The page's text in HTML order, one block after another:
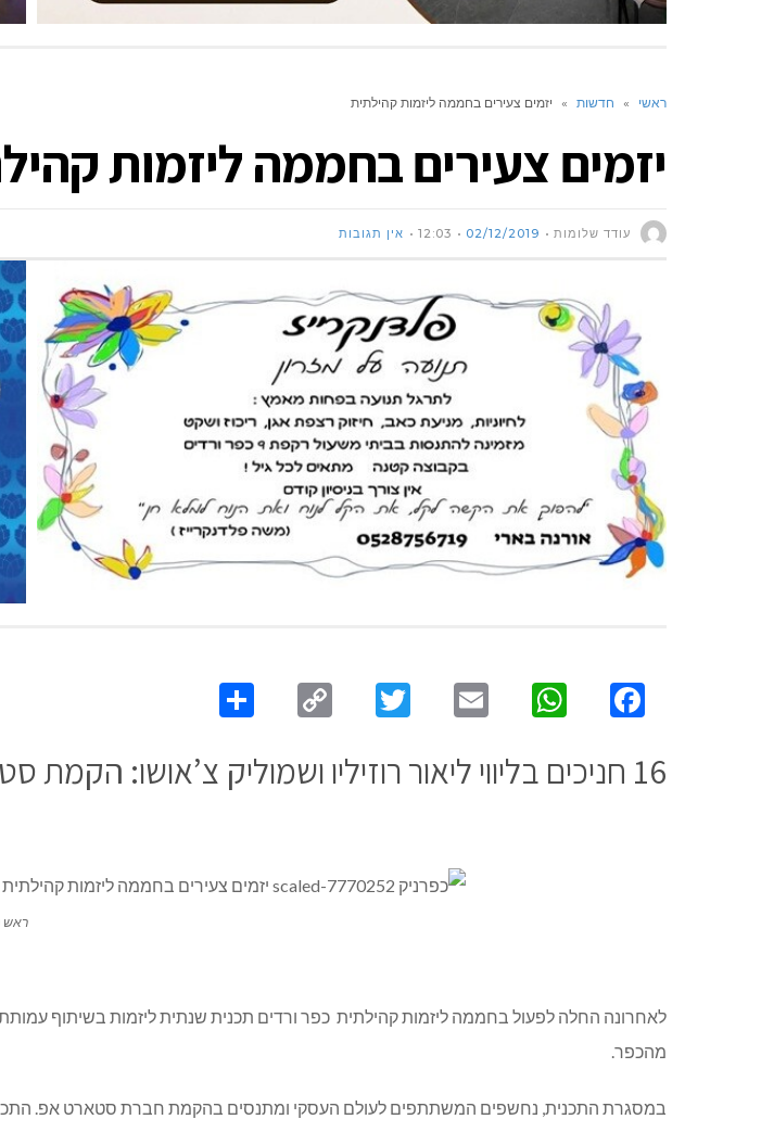
ראשי » חדשות » יזמים צעירים בחממה ליזמות קהילתית
יזמים צעירים בחממה ליזמות
עודד שלומות 02/12/2019
12:03 אין תגובות
Facebook
WhatsApp
Email
Twitter
Copy
16 חניכים בליווי ליאור רוזיליו ושמוליק צ’אושו: הקמת סטרטאפ, פרזנטציה, מנהיגות, סיורים ותחרויות
ראש
מהכפר.
במסגרת התכנית, נחשפים המשתתפים לעולם העסקי ומתנסים בהקמת חברת סטארט אפ.